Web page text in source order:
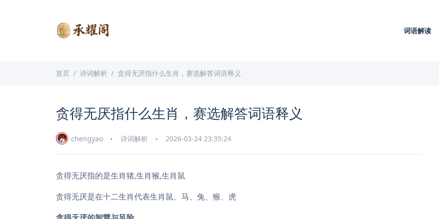
词语解读
首页 诗词解析 贪得无厌指什么生肖，赛选解答词语释义
贪得无厌指什么生肖，赛选解答词语释义
chengyao 诗词解析 2026-03-24 23:35:24
贪得无厌指的是生肖猪,生肖猴,生肖鼠
贪得无厌是在十二生肖代表生肖鼠、马、兔、猴、虎